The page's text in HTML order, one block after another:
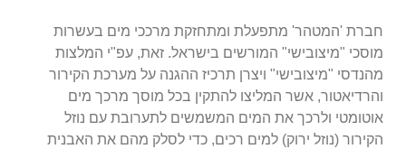
חברת 'המטהר' מתפעלת ומתחזקת מרככי מים בעשרות
מוסכי "מיצובישי" המורשים בישראל. זאת, עפ"י המלצות
מהנדסי "מיצובישי" ויצרן תרכיז ההגנה על מערכת הקירור
והרדיאטור, אשר המליצו להתקין בכל מוסך מרכך מים
אוטומטי ולרכך את המים המשמשים לתערובת עם נוזל
הקירור (נוזל ירוק) למים רכים, כדי לסלק מהם את האבנית